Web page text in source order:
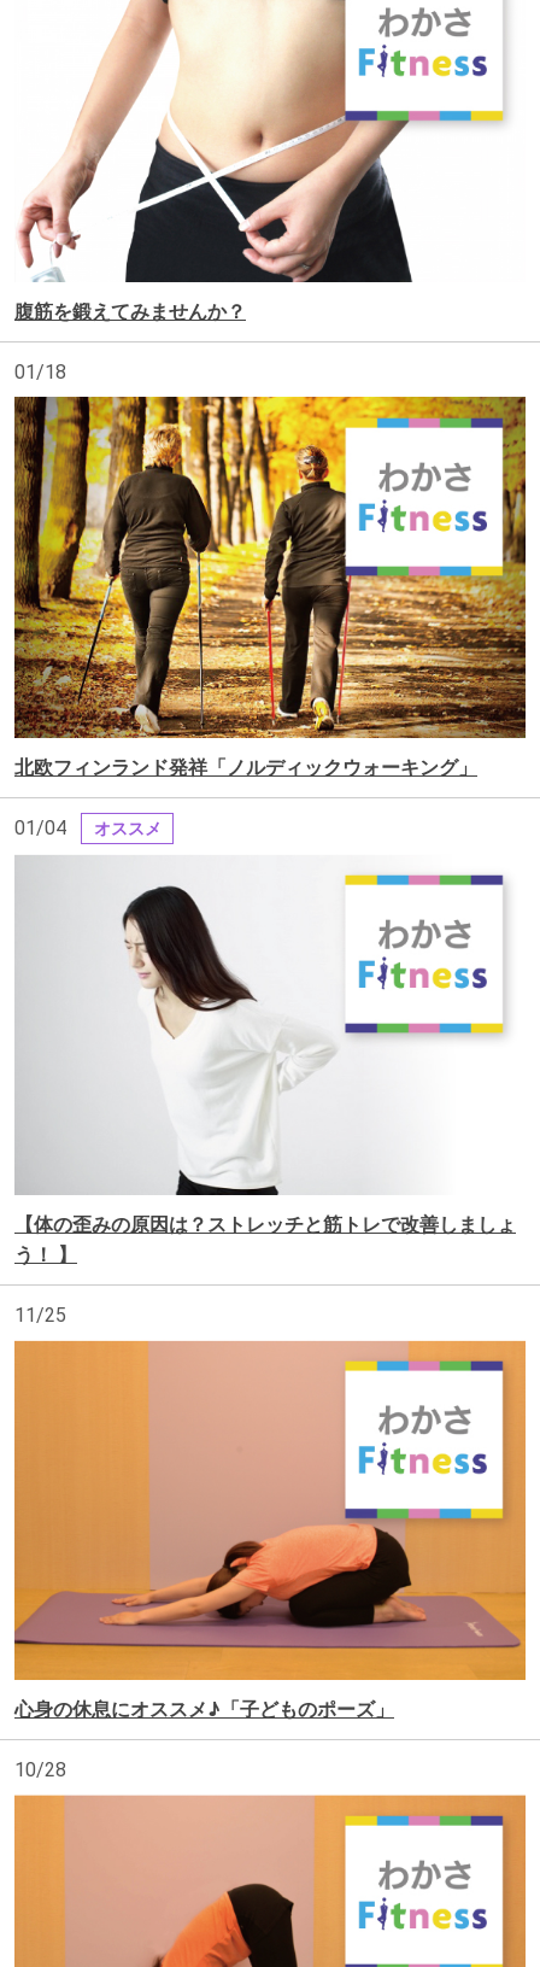
腹筋を鍛えてみませんか？
01/18
北欧フィンランド発祥「ノルディックウォーキング」
01/04 オススメ
【体の歪みの原因は？ストレッチと筋トレで改善しましょ
う！ 】
11/25
心身の休息にオススメ♪「子どものポーズ」
10/28